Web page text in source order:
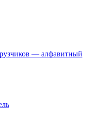
— алфавитный